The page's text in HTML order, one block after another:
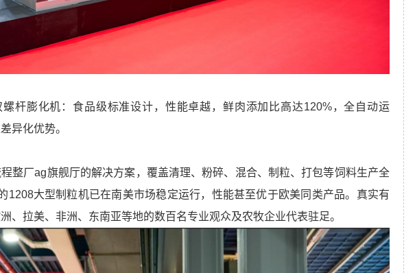
杆膨化机：食品级标准设计，性能卓越，鲜肉添加比高达120%，全自动运
异化优势。
整厂ag旗舰厅的解决方案，覆盖清理、粉碎、混合、制粒、打包等饲料生产全
1208大型制粒机已在南美市场稳定运行，性能甚至优于欧美同类产品。真实有
、拉美、非洲、东南亚等地的数百名专业观众及农牧企业代表驻足。